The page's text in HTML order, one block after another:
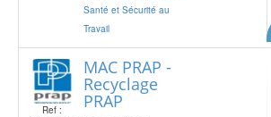
Santé et Sécurité au
Travail
Ref :
MAC PRAP -
Recyclage
PRAP